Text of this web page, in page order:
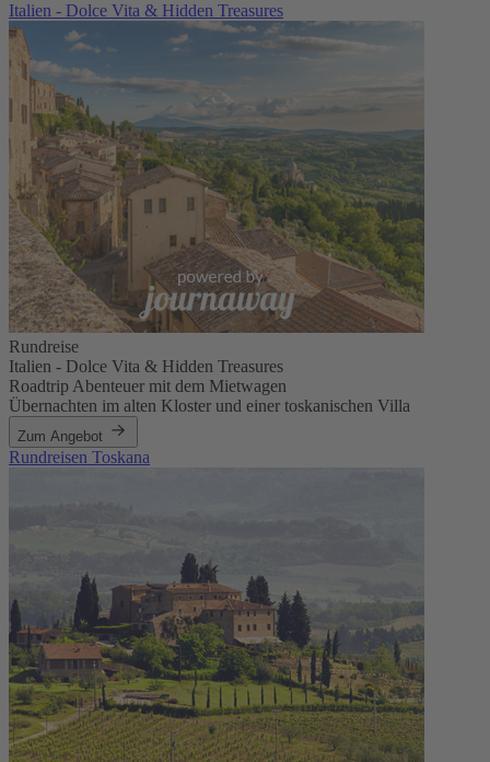
Italien - Dolce Vita & Hidden Treasures
Rundreise
Italien - Dolce Vita & Hidden Treasures
Roadtrip Abenteuer mit dem Mietwagen
Übernachten im alten Kloster und einer toskanischen Villa
Zum Angebot
Rundreisen Toskana